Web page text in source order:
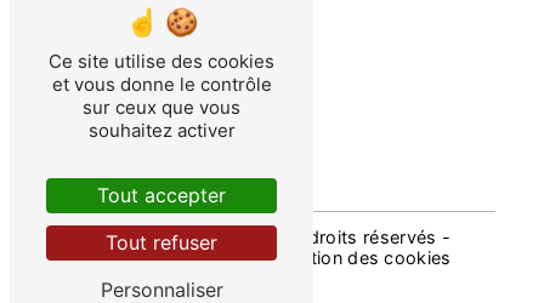
transport de groupe
taxi privé
taxi entreprise
transport entreprise
transport aéroport-Gare TGV
©Vistalid- 2026 - Tous droits réservés -
Mentions légales-Gestion des cookies
Ce site utilise des cookies
et vous donne le contrôle
sur ceux que vous
souhaitez activer
Tout accepter
Tout refuser
Personnaliser